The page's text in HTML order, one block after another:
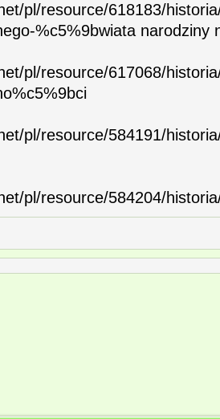
pl/resource/618183/
%c5%9bwiata narodziny
pl/resource/617068/
pl/resource/584191/
pl/resource/584204/